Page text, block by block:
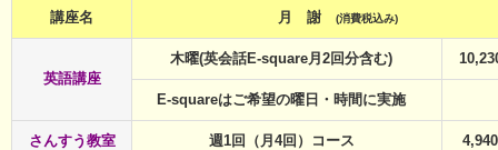
講座名 月 謝 (消費税込み)
英語講座
木曜(英会話E-square月2回分含む)
E-squareはご希望の曜日・時間に実施
さんすう教室 週1回（月4回）コース